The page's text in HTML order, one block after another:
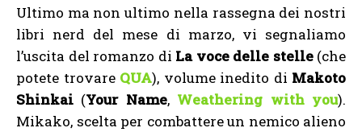
Ultimo ma non ultimo nella rassegna dei nostri
libri nerd del mese di marzo, vi segnaliamo
l’uscita del romanzo di La voce delle stelle (che
potete trovare QUA), volume inedito di Makoto
Shinkai (Your Name, Weathering with you).
Mikako, scelta per combattere un nemico alieno